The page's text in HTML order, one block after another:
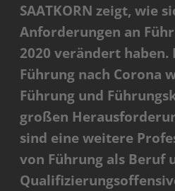
SAATKORN zeigt, wie
Anforderungen an
2020 verändert haben.
Führung nach Corona
Führung und
großen
sind eine weitere
von Führung als Beruf